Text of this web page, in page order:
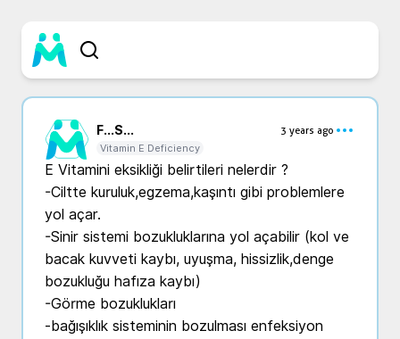
F...S...
3 years ago
Vitamin E Deficiency
E Vitamini eksikliği belirtileri nelerdir ?
-Ciltte kuruluk,egzema,kaşıntı gibi problemlere
yol açar.
-Sinir sistemi bozukluklarına yol açabilir (kol ve
bacak kuvveti kaybı, uyuşma, hissizlik,denge
bozukluğu hafıza kaybı)
-Görme bozuklukları
-bağışıklık sisteminin bozulması enfeksiyon